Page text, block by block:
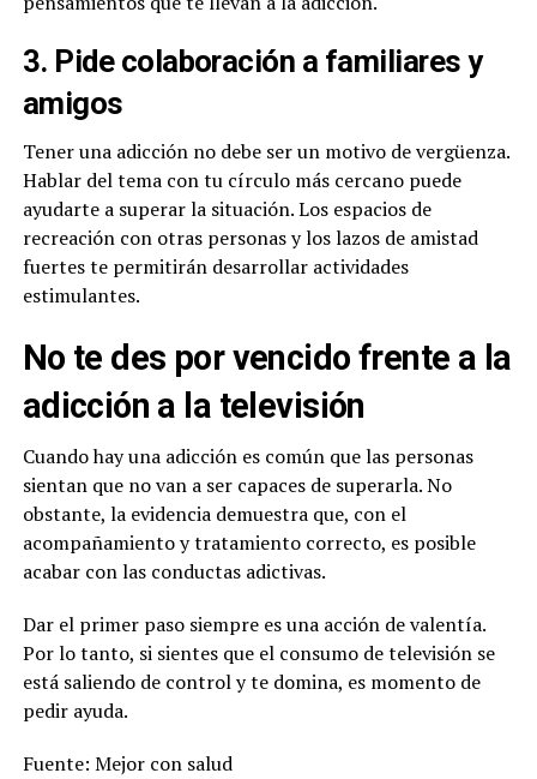
3. Pide colaboración a familiares y
amigos
Tener una adicción no debe ser un motivo de vergüenza.
Hablar del tema con tu círculo más cercano puede
ayudarte a superar la situación. Los espacios de
recreación con otras personas y los lazos de amistad
fuertes te permitirán desarrollar actividades
estimulantes.
No te des por vencido frente a la
adicción a la televisión
Cuando hay una adicción es común que las personas
sientan que no van a ser capaces de superarla. No
obstante, la evidencia demuestra que, con el
acompañamiento y tratamiento correcto, es posible
acabar con las conductas adictivas.
Dar el primer paso siempre es una acción de valentía.
Por lo tanto, si sientes que el consumo de televisión se
está saliendo de control y te domina, es momento de
pedir ayuda.
Fuente: Mejor con salud